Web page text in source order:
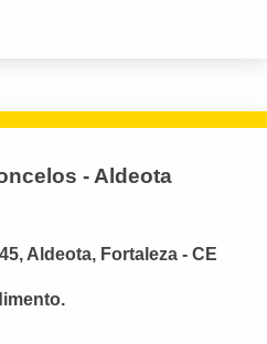
- Aldeota
Aldeota, Fortaleza - CE